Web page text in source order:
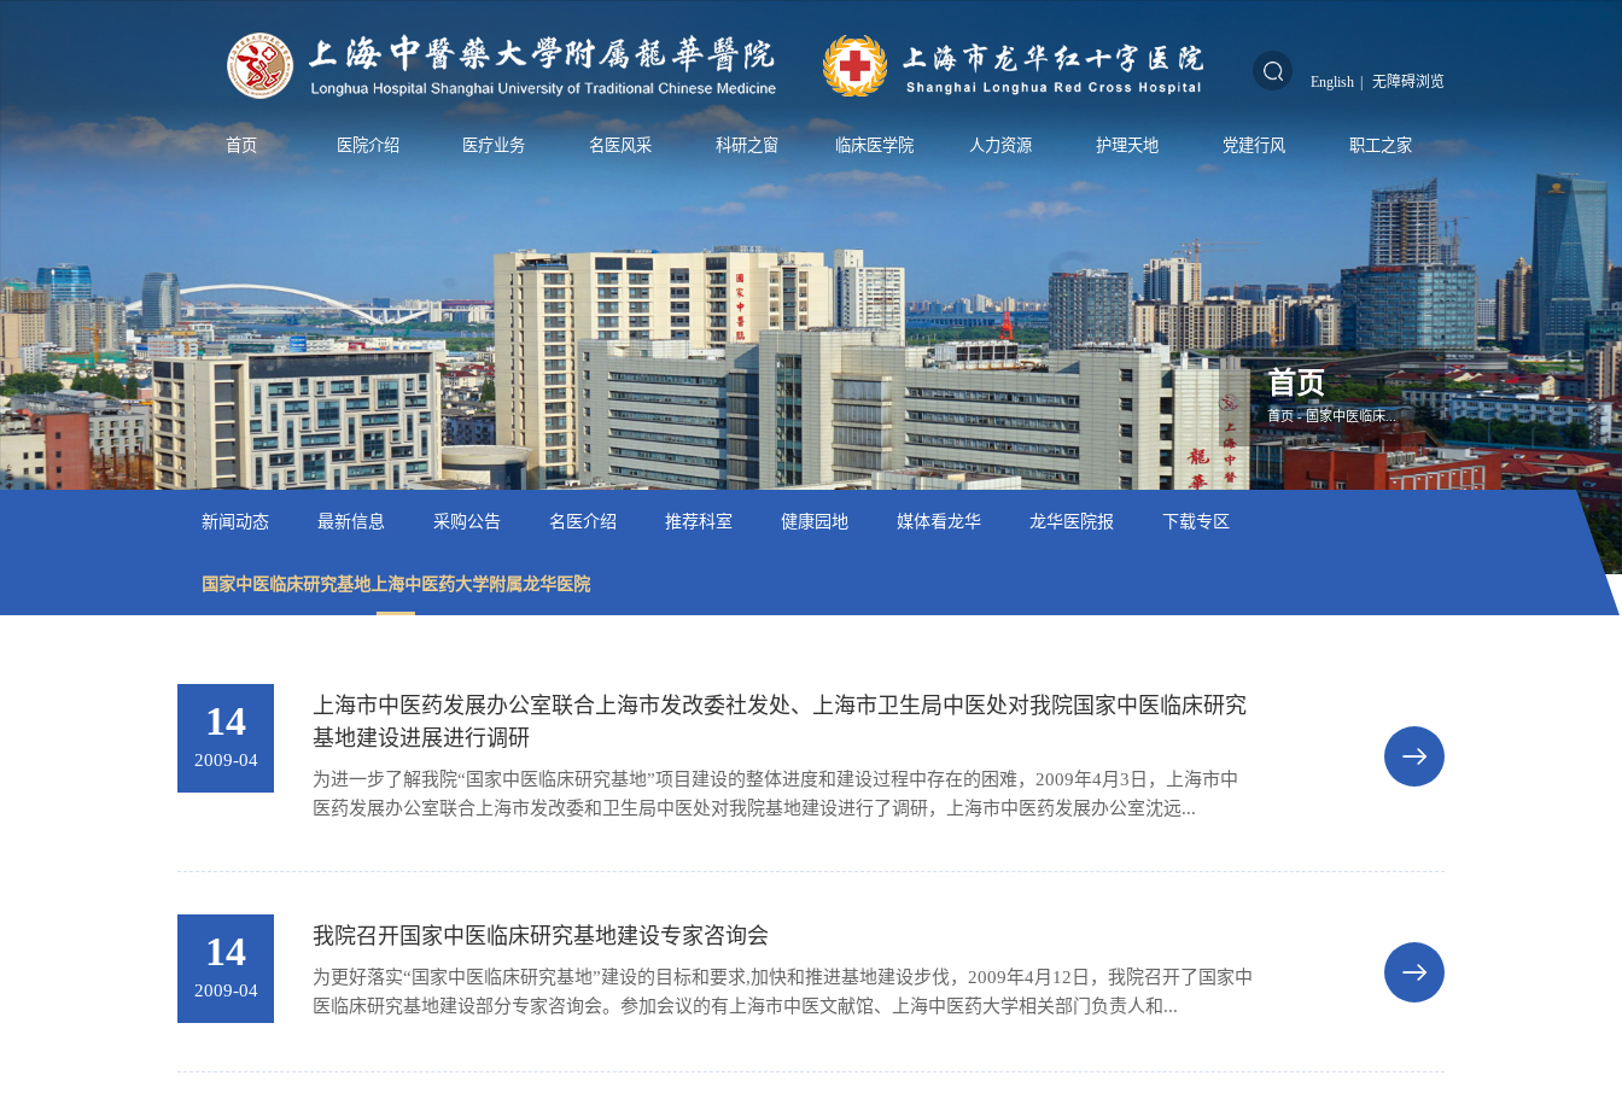
English | 无障碍浏览
首页 医院介绍 医疗业务 名医风采 科研之窗 临床医学院 人力资源 护理天地 党建行风 职工之家
首页
首页-国家中医临床...
新闻动态 最新信息 采购公告 名医介绍 推荐科室 健康园地 媒体看龙华 龙华医院报 下载专区
国家中医临床研究基地上海中医药大学附属龙华医院
14
2009-04
上海市中医药发展办公室联合上海市发改委社发处、上海市卫生局中医处对我院国家中医临床研究
基地建设进展进行调研
为进一步了解我院“国家中医临床研究基地”项目建设的整体进度和建设过程中存在的困难，2009年4月3日，上海市中
医药发展办公室联合上海市发改委和卫生局中医处对我院基地建设进行了调研，上海市中医药发展办公室沈远...
14
2009-04
我院召开国家中医临床研究基地建设专家咨询会
为更好落实“国家中医临床研究基地”建设的目标和要求,加快和推进基地建设步伐，2009年4月12日，我院召开了国家中
医临床研究基地建设部分专家咨询会。参加会议的有上海市中医文献馆、上海中医药大学相关部门负责人和...